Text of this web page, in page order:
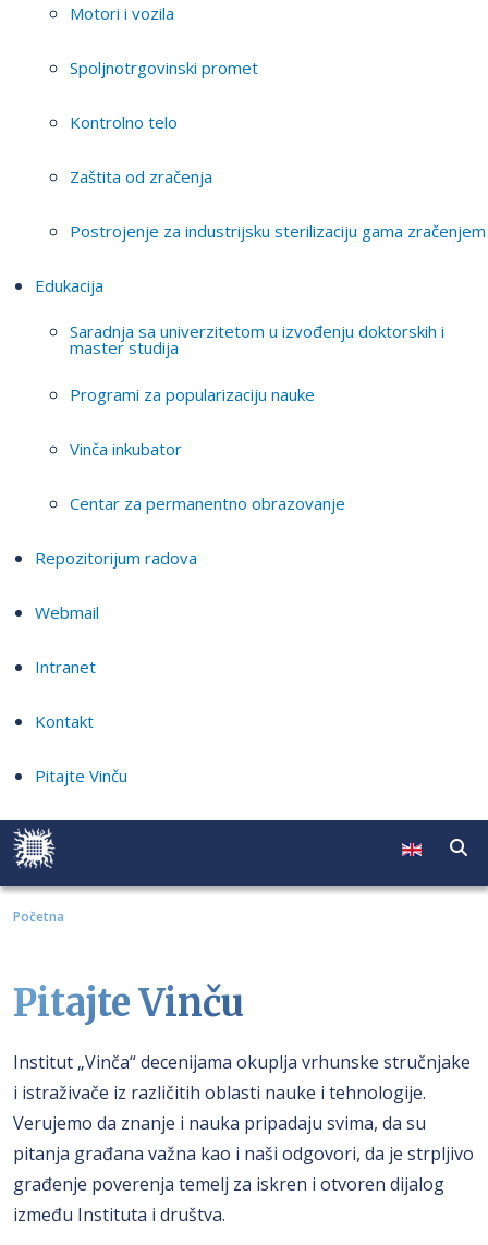
Motori i vozila
Spoljnotrgovinski promet
Kontrolno telo
Zaštita od zračenja
Postrojenje za industrijsku sterilizaciju gama zračenjem
Edukacija
Saradnja sa univerzitetom u izvođenju doktorskih i
master studija
Programi za popularizaciju nauke
Vinča inkubator
Centar za permanentno obrazovanje
Repozitorijum radova
Webmail
Intranet
Kontakt
Pitajte Vinču
Početna
Pitajte Vinču
Institut „Vinča“ decenijama okuplja vrhunske stručnjake
i istraživače iz različitih oblasti nauke i tehnologije.
Verujemo da znanje i nauka pripadaju svima, da su
pitanja građana važna kao i naši odgovori, da je strpljivo
građenje poverenja temelj za iskren i otvoren dijalog
između Instituta i društva.